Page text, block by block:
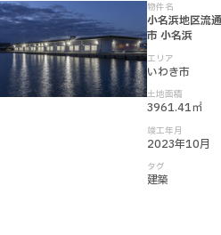
物件名
小名浜地区流
市 小名浜
エリア
いわき市
土地面積
3961.41㎡
竣工年月
2023年10月
タグ
建築